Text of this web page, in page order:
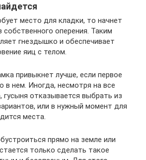
место для кладки, то начнет
оперения. Таким
гнездышко и обеспечивает
яиц с телом.
привыкнет лучше, если первое
в нем. Иногда, несмотря на все
гусыня отказывается выбрать из
или в нужный момент для
места.
прямо на земле или
только сделать такое